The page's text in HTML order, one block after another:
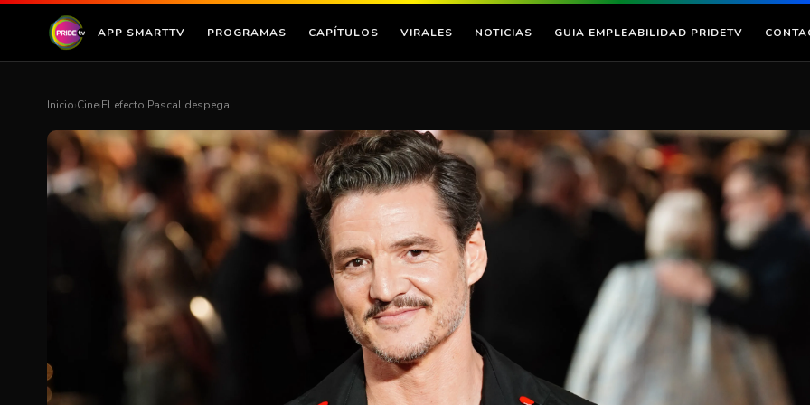
APP SMARTTV PROGRAMAS CAPÍTULOS VIRALES NOTICIAS GUIA EMPLEABILIDAD PRIDETV
Inicio›Cine›El efecto Pascal despega